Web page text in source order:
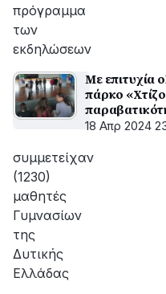
πρόγραμμα
των
εκδηλώσεων
Με επιτυχία
πάρκο
18 Απρ 2024
συμμετείχαν
(1230)
μαθητές
Γυμνασίων
της
Δυτικής
Ελλάδας